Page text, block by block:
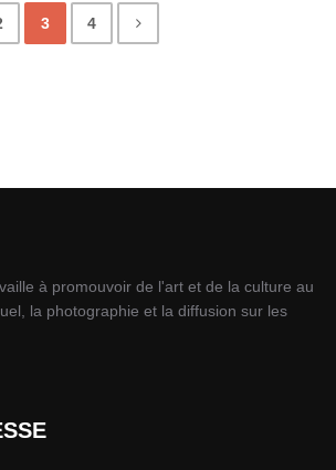
3 4
à promouvoir de l'art et de la culture au
la photographie et la diffusion sur les